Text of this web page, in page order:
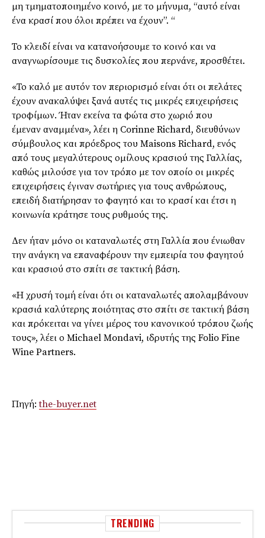
μη τμηματοποιημένο κοινό, με το μήνυμα, “αυτό είναι
ένα κρασί που όλοι πρέπει να έχουν”. “
Το κλειδί είναι να κατανοήσουμε το κοινό και να
αναγνωρίσουμε τις δυσκολίες που περνάνε, προσθέτει.
«Το καλό με αυτόν τον περιορισμό είναι ότι οι πελάτες
έχουν ανακαλύψει ξανά αυτές τις μικρές επιχειρήσεις
τροφίμων. Ήταν εκείνα τα φώτα στο χωριό που
έμεναν αναμμένα», λέει η Corinne Richard, διευθύνων
σύμβουλος και πρόεδρος του Maisons Richard, ενός
από τους μεγαλύτερους ομίλους κρασιού της Γαλλίας,
καθώς μιλούσε για τον τρόπο με τον οποίο οι μικρές
επιχειρήσεις έγιναν σωτήριες για τους ανθρώπους,
επειδή διατήρησαν το φαγητό και το κρασί και έτσι η
κοινωνία κράτησε τους ρυθμούς της.
Δεν ήταν μόνο οι καταναλωτές στη Γαλλία που ένιωθαν
την ανάγκη να επαναφέρουν την εμπειρία του φαγητού
και κρασιού στο σπίτι σε τακτική βάση.
«Η χρυσή τομή είναι ότι οι καταναλωτές απολαμβάνουν
κρασιά καλύτερης ποιότητας στο σπίτι σε τακτική βάση
και πρόκειται να γίνει μέρος του κανονικού τρόπου ζωής
τους», λέει ο Michael Mondavi, ιδρυτής της Folio Fine
Wine Partners.
Πηγή:the-buyer.net
TRENDING